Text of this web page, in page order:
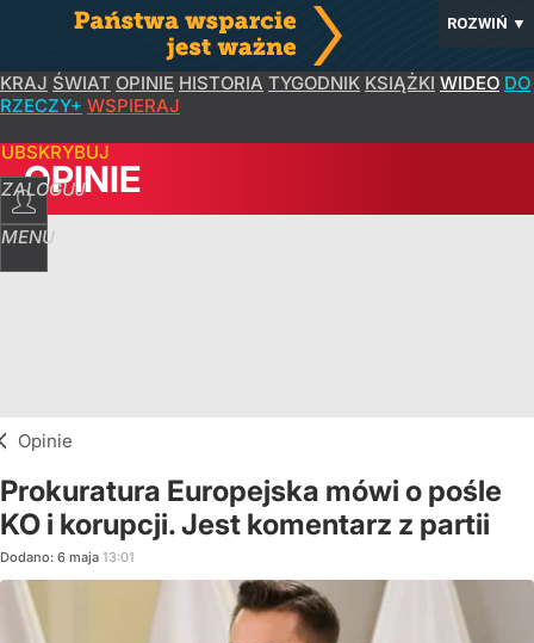
ROZWIŃ ▼
KRAJ ŚWIAT OPINIE HISTORIA TYGODNIK KSIĄŻKI WIDEO DO
RZECZY+ WSPIERAJ
ZALOGUJ
MENU
OPINIE
Opinie
Prokuratura Europejska mówi o pośle
KO i korupcji. Jest komentarz z partii
Dodano: 6 maja 13:01